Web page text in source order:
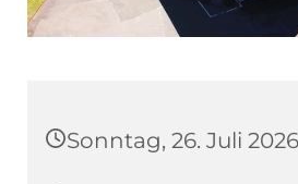
Sonntag, 26. Juli